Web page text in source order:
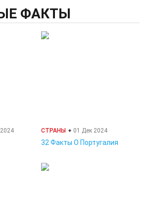
ФАКТЫ
СТРАНЫ 01 Дек 2024
32 Факты О Португалия